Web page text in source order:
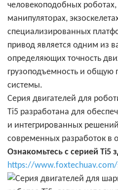
человекоподобных
манипуляторах,
специализированных
привод является одним из
определяющих точность
грузоподъемность и общую
системы.
Серия двигателей для
Ti5 разработана для
и интегрированных
современных разработок в
Ознакомьтесь с серией Ti5
https://www.foxtechuav.com/